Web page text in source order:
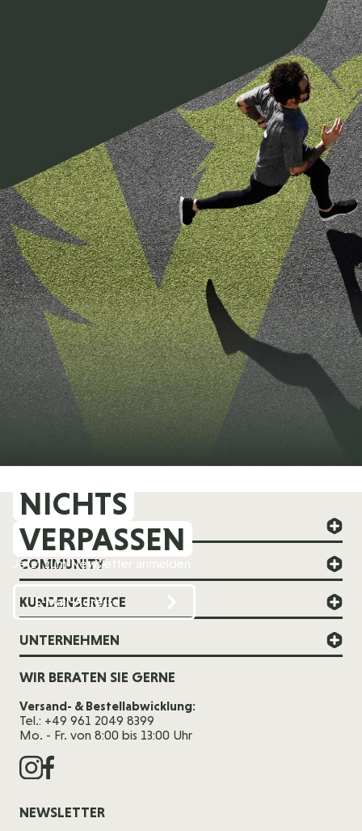
NICHTS
VERPASSEN
Jetzt zum Newsletter anmelden
FOREVER YOUNG
COMMUNITY
KUNDENSERVICE
UNTERNEHMEN
WIR BERATEN SIE GERNE
Versand- & Bestellabwicklung:
Tel.: +49 961 2049 8399
Mo. - Fr. von 8:00 bis 13:00 Uhr
NEWSLETTER